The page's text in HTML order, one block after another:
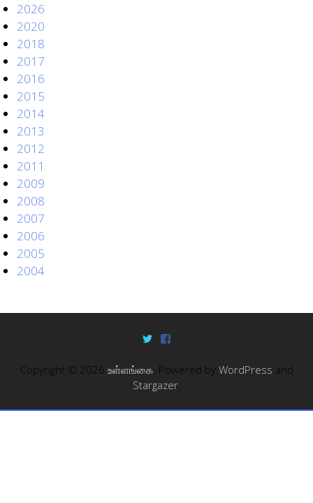
2026
2020
2018
2017
2016
2015
2014
2013
2012
2011
2009
2008
2007
2006
2005
2004
Copyright © 2026 உள்ளங்கை. Powered by WordPress and
Stargazer.